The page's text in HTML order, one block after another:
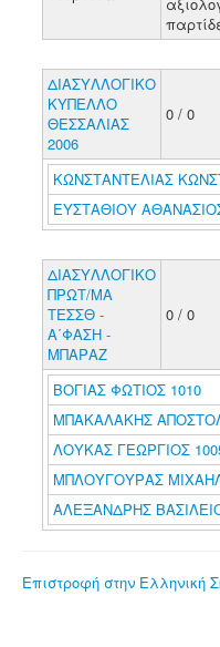
ΔΙΑΣΥΛΛΟΓΙΚΟ
ΚΥΠΕΛΛΟ
ΘΕΣΣΑΛΙΑΣ
2006
0 / 0
ΚΩΝΣΤΑΝΤΕΛΙΑΣ
ΕΥΣΤΑΘΙΟΥ
ΔΙΑΣΥΛΛΟΓΙΚΟ
ΠΡΩΤ/ΜΑ
ΤΕΣΣΘ -
Α΄ΦΑΣΗ -
ΜΠΑΡΑΖ
0 / 0
ΒΟΓΙΑΣ ΦΩΤΙΟΣ 1010
ΜΠΑΚΑΛΑΚΗΣ
ΛΟΥΚΑΣ ΓΕΩΡΓΙΟΣ
ΜΠΛΟΥΓΟΥΡΑΣ
ΑΛΕΞΑΝΔΡΗΣ
Επιστροφή στην Ελληνική